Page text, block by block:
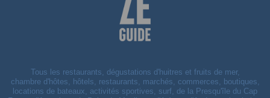
Tous les restaurants, dégustations d'huitres et fruits de mer,
chambre d'hôtes, hôtels, restaurants, marchés, commerces, boutiques,
locations de bateaux, activités sportives, surf, de la Presqu'île du Cap